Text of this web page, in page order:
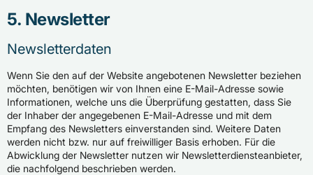
5. Newsletter
Newsletter­daten
Wenn Sie den auf der Website angebotenen Newsletter beziehen
möchten, benötigen wir von Ihnen eine E-Mail-Adresse sowie
Informationen, welche uns die Überprüfung gestatten, dass Sie
der Inhaber der angegebenen E-Mail-Adresse und mit dem
Empfang des Newsletters einverstanden sind. Weitere Daten
werden nicht bzw. nur auf freiwilliger Basis erhoben. Für die
Abwicklung der Newsletter nutzen wir Newsletterdiensteanbieter,
die nachfolgend beschrieben werden.